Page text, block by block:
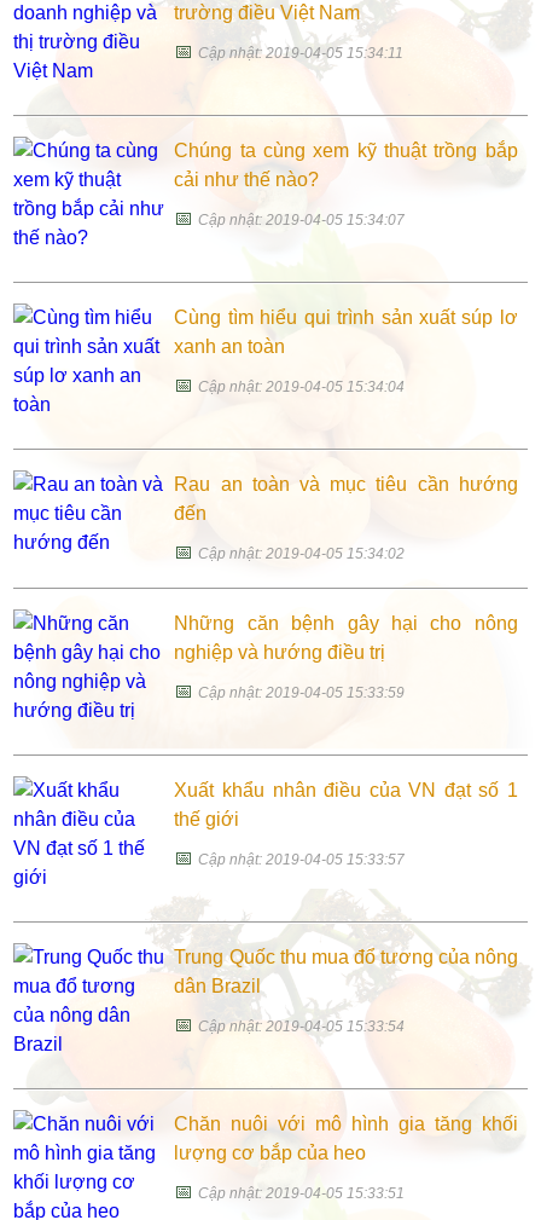
trường điều Việt Nam
📅Cập nhật: 2019-04-05 15:34:11
Chúng ta cùng xem kỹ thuật trồng bắp
cải như thế nào?
📅Cập nhật: 2019-04-05 15:34:07
Cùng tìm hiểu qui trình sản xuất súp lơ
xanh an toàn
📅Cập nhật: 2019-04-05 15:34:04
Rau an toàn và mục tiêu cần hướng
đến
📅Cập nhật: 2019-04-05 15:34:02
Những căn bệnh gây hại cho nông
nghiệp và hướng điều trị
📅Cập nhật: 2019-04-05 15:33:59
Xuất khẩu nhân điều của VN đạt số 1
thế giới
📅Cập nhật: 2019-04-05 15:33:57
Trung Quốc thu mua đổ tương của nông
dân Brazil
📅Cập nhật: 2019-04-05 15:33:54
Chăn nuôi với mô hình gia tăng khối
lượng cơ bắp của heo
📅Cập nhật: 2019-04-05 15:33:51